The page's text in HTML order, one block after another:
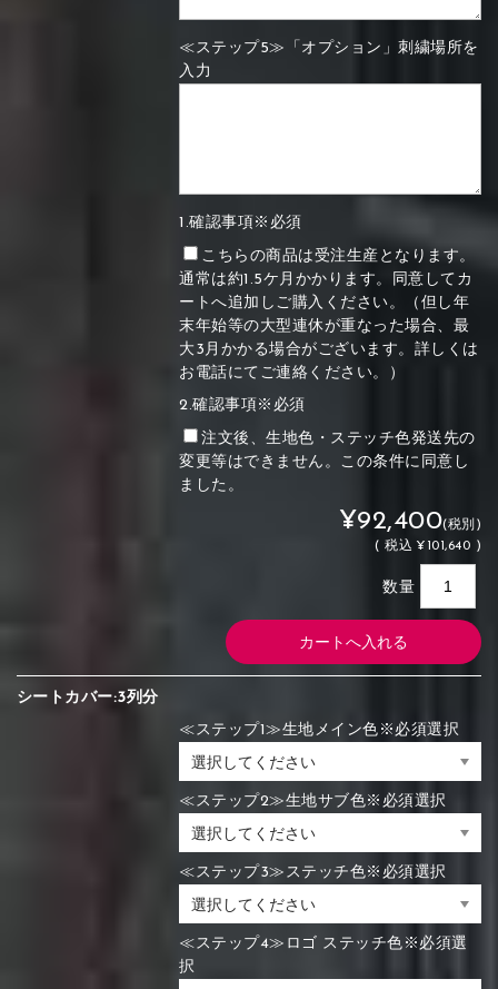
≪ステップ5≫「オプション」刺繍場所を
入力
1.確認事項※必須
こちらの商品は受注生産となります。
通常は約1.5ケ月かかります。同意してカ
ートへ追加しご購入ください。（但し年
末年始等の大型連休が重なった場合、最
大3月かかる場合がございます。詳しくは
お電話にてご連絡ください。）
2.確認事項※必須
注文後、生地色・ステッチ色発送先の
変更等はできません。この条件に同意し
ました。
¥92,400(税別)
(税込 ¥101,640 )
数量
シートカバー:3列分
≪ステップ1≫生地メイン色※必須選択
≪ステップ2≫生地サブ色※必須選択
≪ステップ3≫ステッチ色※必須選択
≪ステップ4≫ロゴ ステッチ色※必須選
択